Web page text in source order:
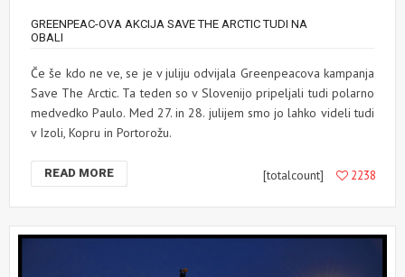
GREENPEAC-OVA AKCIJA SAVE THE ARCTIC TUDI NA
OBALI
Če še kdo ne ve, se je v juliju odvijala Greenpeacova kampanja
Save The Arctic. Ta teden so v Slovenijo pripeljali tudi polarno
medvedko Paulo. Med 27. in 28. julijem smo jo lahko videli tudi
v Izoli, Kopru in Portorožu.
READ MORE [totalcount] 2238